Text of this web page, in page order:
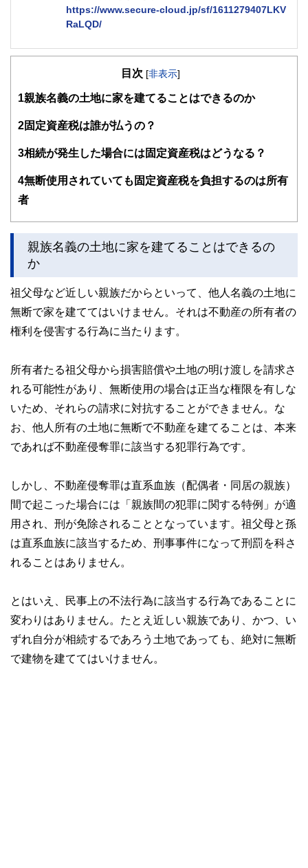
https://www.secure-cloud.jp/sf/1611279407LKV
RaLQD/
２級ファイナンシャルプランナー
活かして活動を始める。
する傍ら、フリーライターとして精力的に活動中。広範な知
目次 [非表示]
1親族名義の土地に家を建てることはできるのか
2固定資産税は誰が払うの？
3相続が発生した場合には固定資産税はどうなる？
4無断使用されていても固定資産税を負担するのは所有
者
親族名義の土地に家を建てることはできるの
か
祖父母など近しい親族だからといって、他人名義の土地に
無断で家を建ててはいけません。それは不動産の所有者の
権利を侵害する行為に当たります。
所有者たる祖父母から損害賠償や土地の明け渡しを請求さ
れる可能性があり、無断使用の場合は正当な権限を有しな
いため、それらの請求に対抗することができません。な
お、他人所有の土地に無断で不動産を建てることは、本来
であれば不動産侵奪罪に該当する犯罪行為です。
しかし、不動産侵奪罪は直系血族（配偶者・同居の親族）
間で起こった場合には「親族間の犯罪に関する特例」が適
用され、刑が免除されることとなっています。祖父母と孫
は直系血族に該当するため、刑事事件になって刑罰を科さ
れることはありません。
とはいえ、民事上の不法行為に該当する行為であることに
変わりはありません。たとえ近しい親族であり、かつ、い
ずれ自分が相続するであろう土地であっても、絶対に無断
で建物を建ててはいけません。